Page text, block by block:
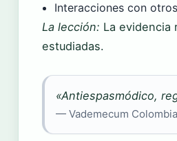
Interacciones con
La lección: La evidencia
estudiadas.
«Antiespasmódico,
— Vademecum